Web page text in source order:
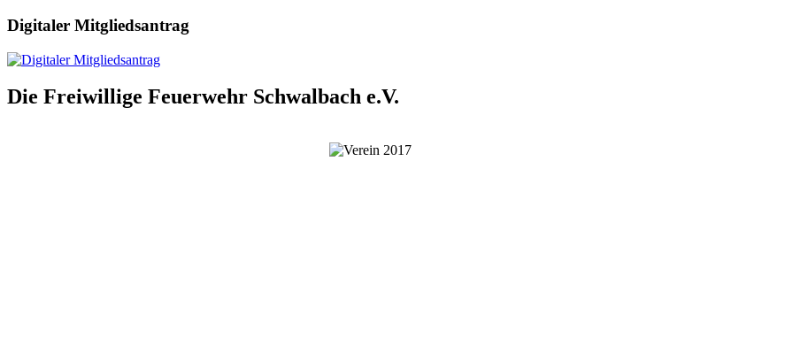
Digitaler Mitgliedsantrag
Die Freiwillige Feuerwehr Schwalbach e.V.